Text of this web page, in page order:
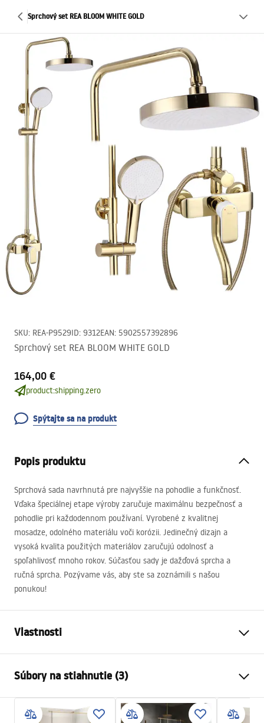
Sprchový set REA BLOOM WHITE GOLD
SKU: REA-P9529ID: 9312EAN: 5902557392896
Sprchový set REA BLOOM WHITE GOLD
164,00 €
product:shipping.zero
Spýtajte sa na produkt
Popis produktu
Sprchová sada navrhnutá pre najvyššie na pohodlie a funkčnosť.
Vďaka špeciálnej etape výroby zaručuje maximálnu bezpečnosť a
pohodlie pri každodennom používaní. Vyrobené z kvalitnej
mosadze, odolného materiálu voči korózii. Jedinečný dizajn a
vysoká kvalita použitých materiálov zaručujú odolnosť a
spoľahlivosť mnoho rokov. Súčasťou sady je dažďová sprcha a
ručná sprcha. Pozývame vás, aby ste sa zoznámili s našou
ponukou!
Vlastnosti
Materiál
Typ batérie
Páková
Spôsob montáže
Povrch
Súbory na stiahnutie (3)
Bezpečnostné informácie